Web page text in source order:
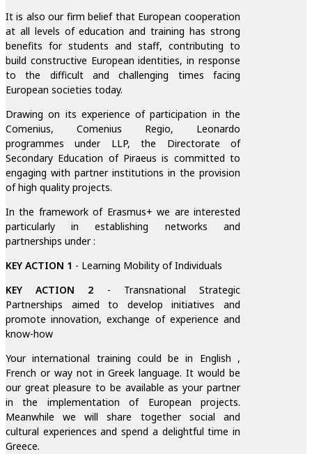
It is also our firm belief that European cooperation
at all levels of education and training has strong
benefits for students and staff, contributing to
build constructive European identities, in response
to the difficult and challenging times facing
European societies today.
Drawing on its experience of participation in the
Comenius, Comenius Regio, Leonardo
programmes under LLP, the Directorate of
Secondary Education of Piraeus is committed to
engaging with partner institutions in the provision
of high quality projects.
In the framework of Erasmus+ we are interested
particularly in establishing networks and
partnerships under :
KEY ACTION 1 - Learning Mobility of Individuals
KEY ACTION 2 - Transnational Strategic
Partnerships aimed to develop initiatives and
promote innovation, exchange of experience and
know-how
Your international training could be in English ,
French or way not in Greek language. It would be
our great pleasure to be available as your partner
in the implementation of European projects.
Meanwhile we will share together social and
cultural experiences and spend a delightful time in
Greece.